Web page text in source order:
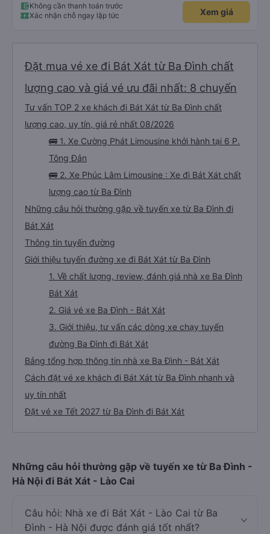
và luôn nhanh chóng trả lời các câu hỏi của chúng tôi. Mọi thứ đều được tổ
chức tốt, khiến chuyến đi của chúng tôi suôn sẻ, thú vị và hoàn toàn không
căng thẳng. Chúng tôi thực sự đánh giá cao dịch vụ tuyệt vời và rất khuyến
Không cần thanh toán trước
Xác nhận chỗ ngay lập tức
Xem giá
Đặt mua vé xe đi Bát Xát từ Ba Đình chất
lượng cao và giá vé ưu đãi nhất: 8 chuyến
Tư vấn TOP 2 xe khách đi Bát Xát từ Ba Đình chất
lượng cao, uy tín, giá rẻ nhất 08/2026
🚌 1. Xe Cường Phát Limousine khởi hành tại 6 P.
Tông Đản
🚌 2. Xe Phúc Lâm Limousine : Xe đi Bát Xát chất
lượng cao từ Ba Đình
Những câu hỏi thường gặp về tuyến xe từ Ba Đình đi
Bát Xát
Thông tin tuyến đường
Giới thiệu tuyến đường xe đi Bát Xát từ Ba Đình
1. Về chất lượng, review, đánh giá nhà xe Ba Đình
Bát Xát
2. Giá vé xe Ba Đình - Bát Xát
3. Giới thiệu, tư vấn các dòng xe chạy tuyến
đường Ba Đình đi Bát Xát
Bảng tổng hợp thông tin nhà xe Ba Đình - Bát Xát
Cách đặt vé xe khách đi Bát Xát từ Ba Đình nhanh và
uy tín nhất
Đặt vé xe Tết 2027 từ Ba Đình đi Bát Xát
Những câu hỏi thường gặp về tuyến xe từ Ba Đình -
Hà Nội đi Bát Xát - Lào Cai
Câu hỏi: Nhà xe đi Bát Xát - Lào Cai từ Ba
Đình - Hà Nội được đánh giá tốt nhất?